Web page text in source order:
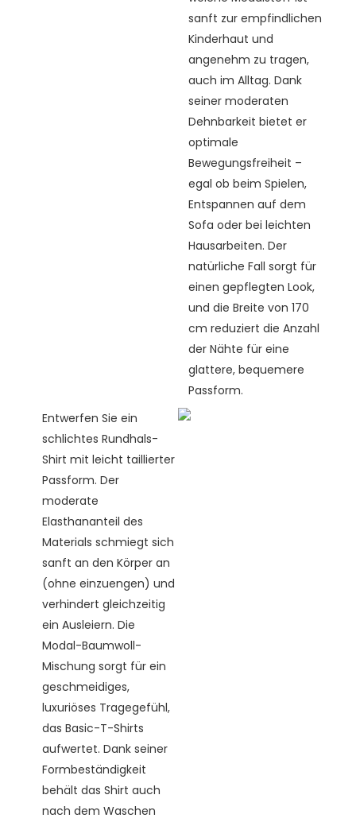
sanft zur empfindlichen
Kinderhaut und
angenehm zu tragen,
auch im Alltag. Dank
seiner moderaten
Dehnbarkeit bietet er
optimale
Bewegungsfreiheit –
egal ob beim Spielen,
Entspannen auf dem
Sofa oder bei leichten
Hausarbeiten. Der
natürliche Fall sorgt für
einen gepflegten Look,
und die Breite von 170
cm reduziert die Anzahl
der Nähte für eine
glattere, bequemere
Passform.
Entwerfen Sie ein
schlichtes Rundhals-
Shirt mit leicht taillierter
Passform. Der
moderate
Elasthananteil des
Materials schmiegt sich
sanft an den Körper an
(ohne einzuengen) und
verhindert gleichzeitig
ein Ausleiern. Die
Modal-Baumwoll-
Mischung sorgt für ein
geschmeidiges,
luxuriöses Tragegefühl,
das Basic-T-Shirts
aufwertet. Dank seiner
Formbeständigkeit
behält das Shirt auch
nach dem Waschen